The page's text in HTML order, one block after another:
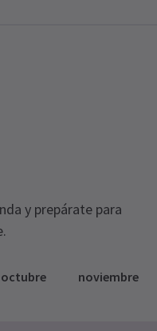
y prepárate para
octubre noviembre